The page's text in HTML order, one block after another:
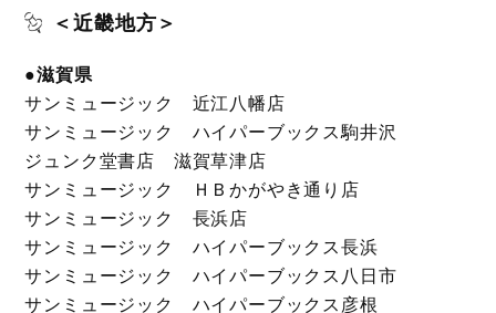
＜近畿地方＞
●滋賀県
サンミュージック 近江八幡店
サンミュージック ハイパーブックス駒井沢
ジュンク堂書店 滋賀草津店
サンミュージック ＨＢかがやき通り店
サンミュージック 長浜店
サンミュージック ハイパーブックス長浜
サンミュージック ハイパーブックス八日市
サンミュージック ハイパーブックス彦根